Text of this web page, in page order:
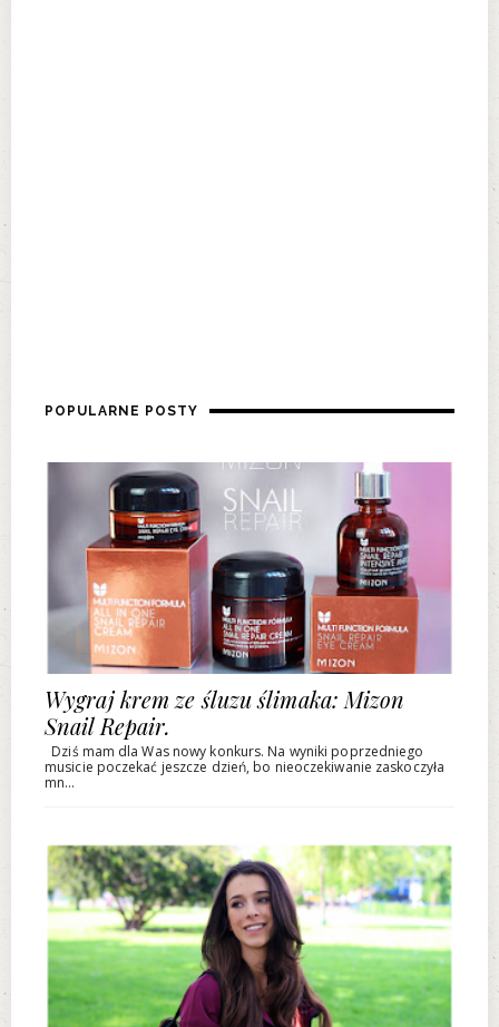
POPULARNE POSTY
Wygraj krem ze śluzu ślimaka: Mizon
Snail Repair.
Dziś mam dla Was nowy konkurs. Na wyniki poprzedniego
musicie poczekać jeszcze dzień, bo nieoczekiwanie zaskoczyła
mn...